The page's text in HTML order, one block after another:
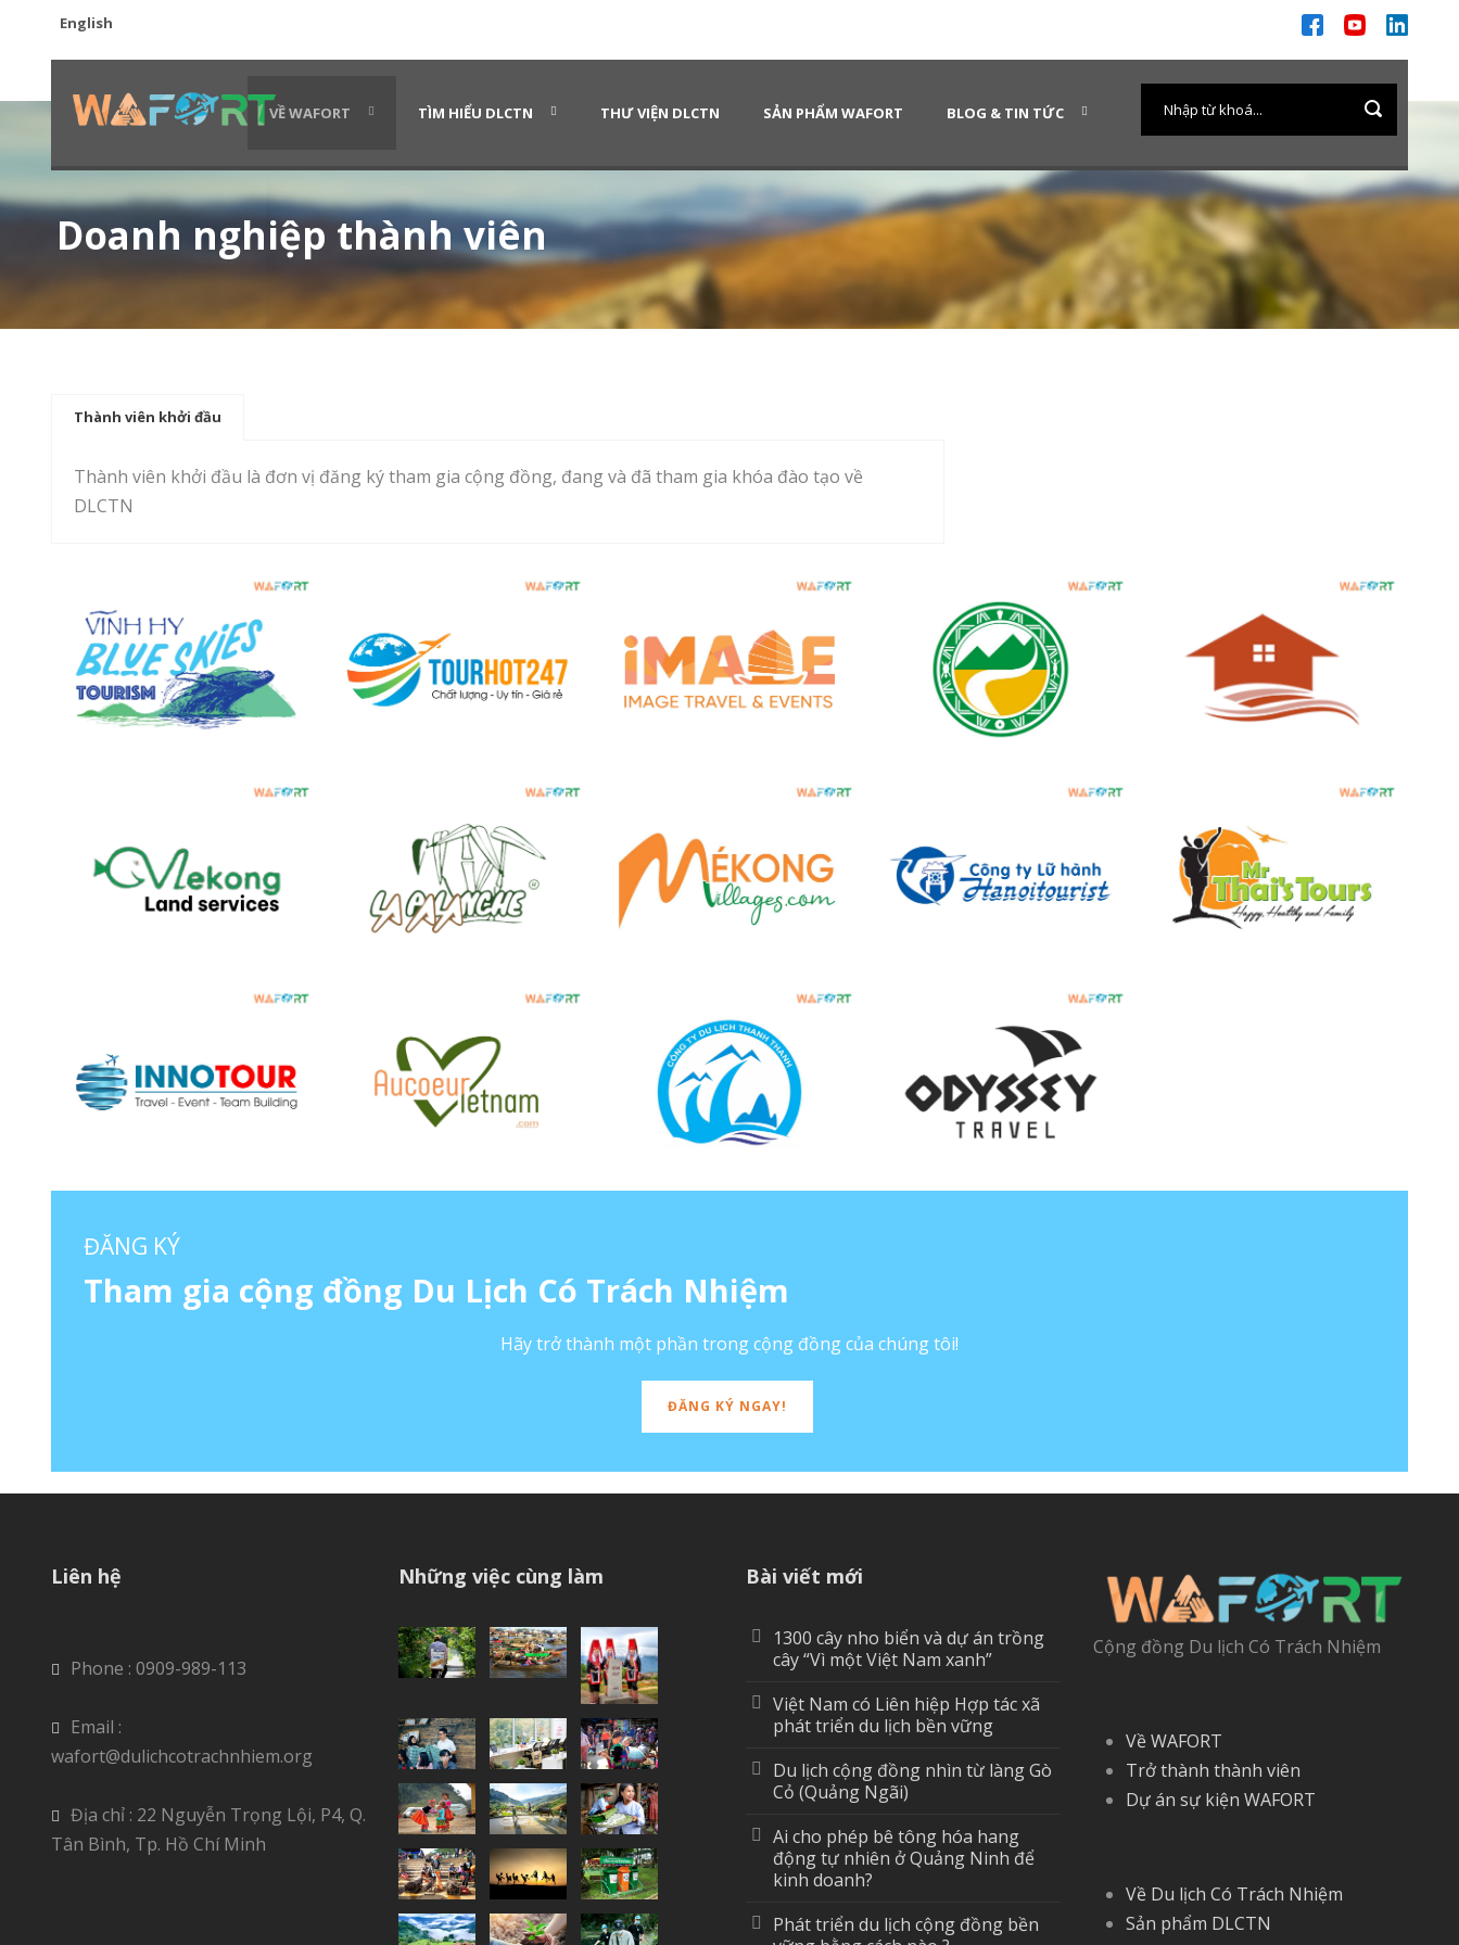
English
VỀ WAFORT TÌM HIỂU DLCTN THƯ VIỆN DLCTN SẢN PHẨM WAFORT BLOG & TIN TỨC
Doanh nghiệp thành viên
Thành viên khởi đầu
Thành viên khởi đầu là đơn vị đăng ký tham gia cộng đồng, đang và đã tham gia khóa đào tạo về
DLCTN
ĐĂNG KÝ
Tham gia cộng đồng Du Lịch Có Trách Nhiệm
Hãy trở thành một phần trong cộng đồng của chúng tôi!
ĐĂNG KÝ NGAY!
Liên hệ
Phone : 0909-989-113
Email :
wafort@dulichcotrachnhiem.org
Địa chỉ : 22 Nguyễn Trọng Lội, P4, Q.
Tân Bình, Tp. Hồ Chí Minh
Những việc cùng làm Bài viết mới
1300 cây nho biển và dự án trồng
cây “Vì một Việt Nam xanh”
Việt Nam có Liên hiệp Hợp tác xã
phát triển du lịch bền vững
Du lịch cộng đồng nhìn từ làng Gò
Cỏ (Quảng Ngãi)
Ai cho phép bê tông hóa hang
động tự nhiên ở Quảng Ninh để
kinh doanh?
Phát triển du lịch cộng đồng bền
Cộng đồng Du lịch Có Trách Nhiệm
Về WAFORT
Trở thành thành viên
Dự án sự kiện WAFORT
Về Du lịch Có Trách Nhiệm
Sản phẩm DLCTN